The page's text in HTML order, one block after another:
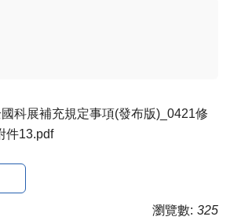
科展補充規定事項(發布版)_0421修
件13.pdf
瀏覽數: 325